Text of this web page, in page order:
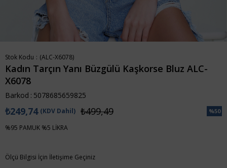
Stok Kodu (ALC-X6078)
Kadın Tarçın Yanı Büzgülü Kaşkorse Bluz ALC-
X6078
Barkod : 5078685659825
%50
₺499,49
₺249,74 (KDV Dahil)
%95 PAMUK %5 LİKRA
Ölçü Bilgisi İçin İletişime Geçiniz